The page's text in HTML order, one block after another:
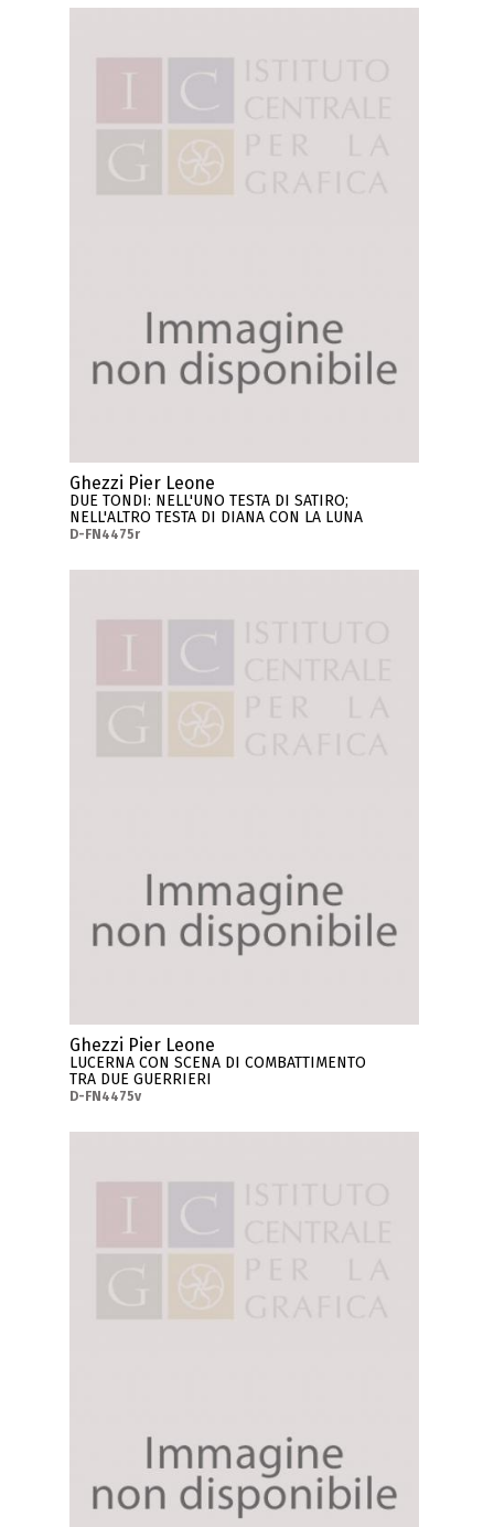
Ghezzi Pier Leone
DUE TONDI: NELL'UNO TESTA DI SATIRO;
NELL'ALTRO TESTA DI DIANA CON LA LUNA
D-FN4475r
Ghezzi Pier Leone
LUCERNA CON SCENA DI COMBATTIMENTO
TRA DUE GUERRIERI
D-FN4475v